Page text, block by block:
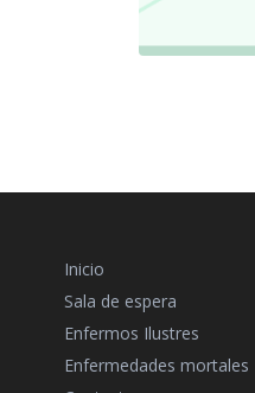
Inicio
Sala de espera
Enfermos Ilustres
Enfermedades mortales